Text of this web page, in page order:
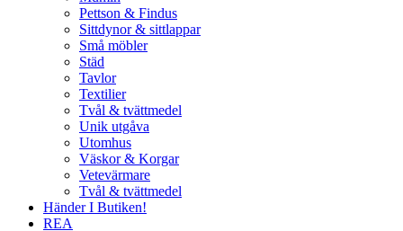
Pettson & Findus
Sittdynor & sittlappar
Små möbler
Städ
Tavlor
Textilier
Tvål & tvättmedel
Unik utgåva
Utomhus
Väskor & Korgar
Vetevärmare
Tvål & tvättmedel
Händer I Butiken!
REA